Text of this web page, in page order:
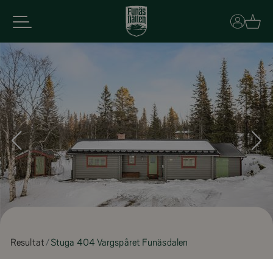
Basket
Resultat Stuga 404 Vargspåret Funäsdalen